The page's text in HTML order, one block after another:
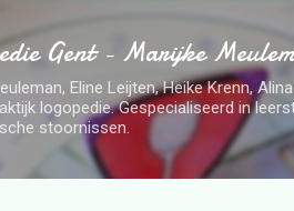
Gent - Marijke
Eline Leijten, Heike Krenn,
logopedie. Gespecialiseerd in
stoornissen.